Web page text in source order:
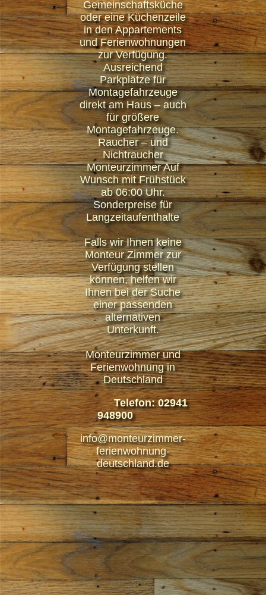
Gemeinschaftsküche
oder eine Küchenzeile
in den Appartements
und Ferienwohnungen
zur Verfügung.
Ausreichend
Parkplätze für
Montagefahrzeuge
direkt am Haus – auch
für größere
Montagefahrzeuge.
Raucher – und
Nichtraucher
Monteurzimmer Auf
Wunsch mit Frühstück
ab 06:00 Uhr.
Sonderpreise für
Langzeitaufenthalte
Falls wir Ihnen keine
Monteur Zimmer zur
Verfügung stellen
können, helfen wir
Ihnen bei der Suche
einer passenden
alternativen
Unterkunft.
Monteurzimmer und
Ferienwohnung in
Deutschland
Telefon: 02941
948900
info@monteurzimmer-
ferienwohnung-
deutschland.de